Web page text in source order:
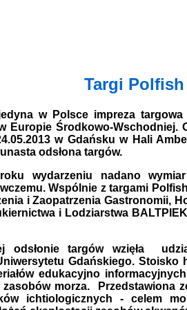
Targi Polfish
w Polsce impreza
Europie Środkowo-Wschodniej.
w Gdańsku w Hali
odsłona targów.
wydarzeniu nadano
Wspólnie z targami
i Zaopatrzenia Gastronomii,
i Lodziarstwa
odsłonie targów wzięła
Gdańskiego. Stoisko
edukacyjno
morza. Przedstawiona
ichtiologicznych - celem